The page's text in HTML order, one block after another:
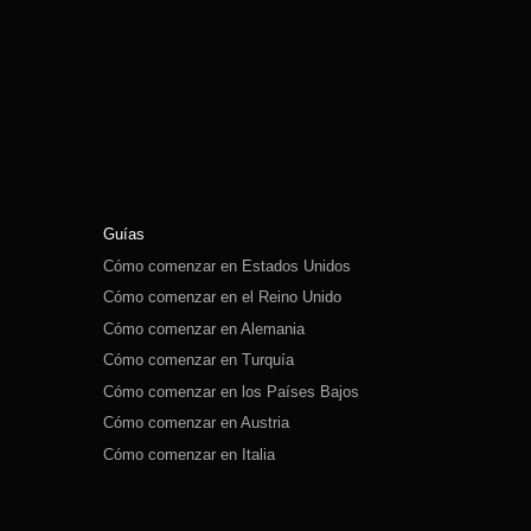
Guías
Cómo comenzar en Estados Unidos
Cómo comenzar en el Reino Unido
Cómo comenzar en Alemania
Cómo comenzar en Turquía
Cómo comenzar en los Países Bajos
Cómo comenzar en Austria
Cómo comenzar en Italia